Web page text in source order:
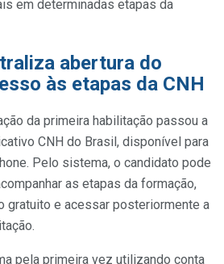
em determinadas etapas da
abertura do
às etapas da CNH
da primeira habilitação passou a
CNH do Brasil, disponível para
Pelo sistema, o candidato pode
as etapas da formação,
gratuito e acessar posteriormente a
pela primeira vez utilizando conta